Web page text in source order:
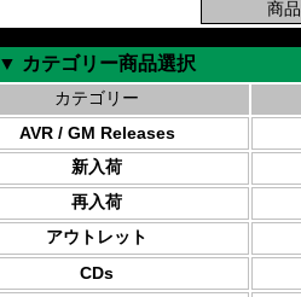
▼ カテゴリー商品選択
カテゴリー
AVR / GM Releases
新入荷
再入荷
アウトレット
CDs